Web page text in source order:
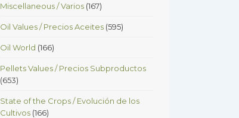
Miscellaneous / Varios (167)
Oil Values / Precios Aceites (595)
Oil World (166)
Pellets Values / Precios Subproductos
(653)
State of the Crops / Evolución de los
Cultivos (166)